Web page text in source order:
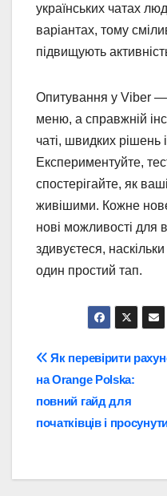
українських чатах
варіантах, тому
підвищують
Опитування у Viber —
меню, а справжній
чаті, швидких рішень
Експериментуйте,
спостерігайте, як
живішими. Кожне
нові можливості для
здивуєтеся,
один простий тап.
Навігація
записів
Як перевірити
на Orange Polska:
повний гайд для
початківців і